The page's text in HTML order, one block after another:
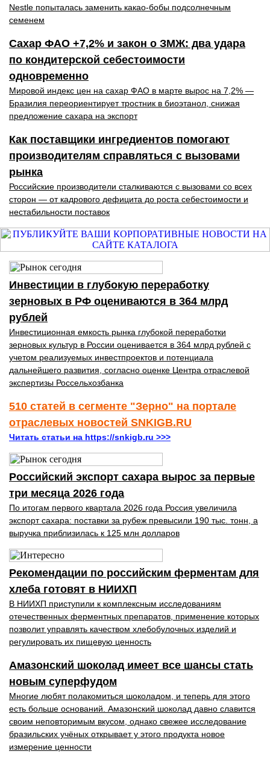
Nestle попыталась заменить какао-бобы подсолнечным
семенем
Сахар ФАО +7,2% и закон о ЗМЖ: два удара
по кондитерской себестоимости
одновременно
Мировой индекс цен на сахар ФАО в марте вырос на 7,2% —
Бразилия переориентирует тростник в биоэтанол, снижая
предложение сахара на экспорт
Как поставщики ингредиентов помогают
производителям справляться с вызовами
рынка
Российские производители сталкиваются с вызовами со всех
сторон — от кадрового дефицита до роста себестоимости и
нестабильности поставок
Инвестиции в глубокую переработку
зерновых в РФ оцениваются в 364 млрд
рублей
Инвестиционная емкость рынка глубокой переработки
зерновых культур в России оценивается в 364 млрд рублей с
учетом реализуемых инвестпроектов и потенциала
дальнейшего развития, согласно оценке Центра отраслевой
экспертизы Россельхозбанка
510 статей в сегменте "Зерно" на портале
отраслевых новостей SNKIGB.RU
Читать статьи на https://snkigb.ru >>>
Российский экспорт сахара вырос за первые
три месяца 2026 года
По итогам первого квартала 2026 года Россия увеличила
экспорт сахара: поставки за рубеж превысили 190 тыс. тонн, а
выручка приблизилась к 125 млн долларов
Рекомендации по российским ферментам для
хлеба готовят в НИИХП
В НИИХП приступили к комплексным исследованиям
отечественных ферментных препаратов, применение которых
позволит управлять качеством хлебобулочных изделий и
регулировать их пищевую ценность
Амазонский шоколад имеет все шансы стать
новым суперфудом
Многие любят полакомиться шоколадом, и теперь для этого
есть больше оснований. Амазонский шоколад давно славится
своим неповторимым вкусом, однако свежее исследование
бразильских учёных открывает у этого продукта новое
измерение ценности